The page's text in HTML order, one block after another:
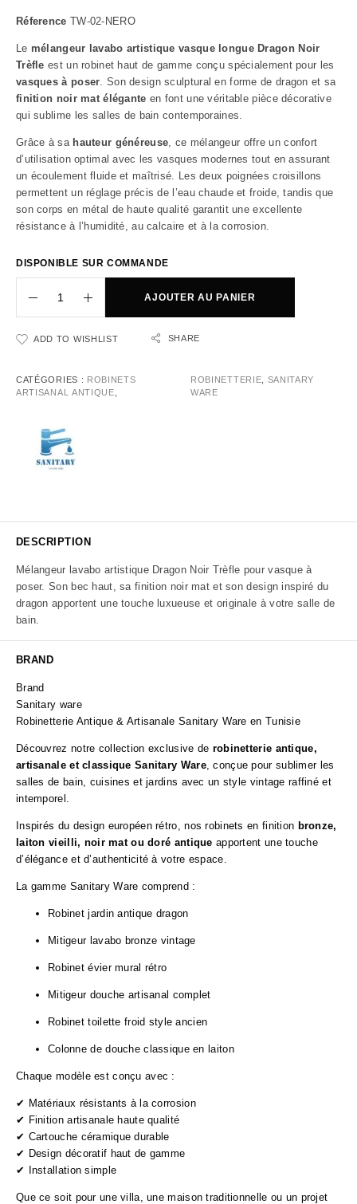
Réference TW-02-NERO
Le mélangeur lavabo artistique vasque longue Dragon Noir
Trèfle est un robinet haut de gamme conçu spécialement pour les
vasques à poser. Son design sculptural en forme de dragon et sa
finition noir mat élégante en font une véritable pièce décorative
qui sublime les salles de bain contemporaines.
Grâce à sa hauteur généreuse, ce mélangeur offre un confort
d’utilisation optimal avec les vasques modernes tout en assurant
un écoulement fluide et maîtrisé. Les deux poignées croisillons
permettent un réglage précis de l’eau chaude et froide, tandis que
son corps en métal de haute qualité garantit une excellente
résistance à l’humidité, au calcaire et à la corrosion.
DISPONIBLE SUR COMMANDE
AJOUTER AU PANIER
ADD TO WISHLIST SHARE
CATÉGORIES : ROBINETS
ARTISANAL ANTIQUE
ROBINETTERIE
SANITARY
WARE
DESCRIPTION
Mélangeur lavabo artistique Dragon Noir Trèfle pour vasque à
poser. Son bec haut, sa finition noir mat et son design inspiré du
dragon apportent une touche luxueuse et originale à votre salle de
bain.
BRAND
Brand
Sanitary ware
Robinetterie Antique & Artisanale Sanitary Ware en Tunisie
Découvrez notre collection exclusive de robinetterie antique,
artisanale et classique Sanitary Ware, conçue pour sublimer les
salles de bain, cuisines et jardins avec un style vintage raffiné et
intemporel.
Inspirés du design européen rétro, nos robinets en finition bronze,
laiton vieilli, noir mat ou doré antique apportent une touche
d’élégance et d’authenticité à votre espace.
La gamme Sanitary Ware comprend :
Robinet jardin antique dragon
Mitigeur lavabo bronze vintage
Robinet évier mural rétro
Mitigeur douche artisanal complet
Robinet toilette froid style ancien
Colonne de douche classique en laiton
Chaque modèle est conçu avec :
✔ Matériaux résistants à la corrosion
✔ Finition artisanale haute qualité
✔ Cartouche céramique durable
✔ Design décoratif haut de gamme
✔ Installation simple
Que ce soit pour une villa, une maison traditionnelle ou un projet